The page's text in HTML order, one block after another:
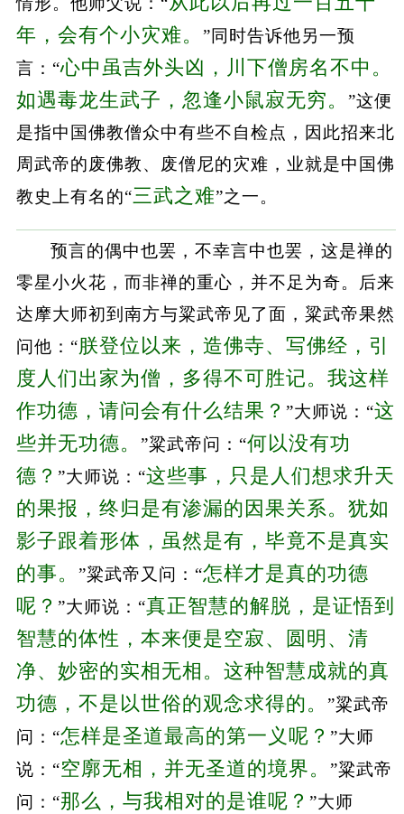
年，会有个小灾难。 ”同时告诉他另一预
言：“心中虽吉外头凶，川下僧房名不中。
如遇毒龙生武子，忽逢小鼠寂无穷。 ”这便
是指中国佛教僧众中有些不自检点，因此招来北
周武帝的废佛教、废僧尼的灾难，业就是中国佛
教史上有名的“三武之难”之一。
预言的偶中也罢，不幸言中也罢，这是禅的
零星小火花，而非禅的重心，并不足为奇。后来
达摩大师初到南方与粱武帝见了面，粱武帝果然
问他：“朕登位以来，造佛寺、写佛经，引
度人们出家为僧，多得不可胜记。我这样
作功德，请问会有什么结果？ ”大师说：“这
些并无功德。 ”粱武帝问：“何以没有功
德？ ”大师说：“这些事，只是人们想求升天
的果报，终归是有渗漏的因果关系。犹如
影子跟着形体，虽然是有，毕竟不是真实
的事。 ”粱武帝又问：“怎样才是真的功德
呢？ ”大师说：“真正智慧的解脱，是证悟到
智慧的体性，本来便是空寂、圆明、清
净、妙密的实相无相。这种智慧成就的真
功德，不是以世俗的观念求得的。 ”粱武帝
问：“怎样是圣道最高的第一义呢？ ”大师
说：“空廓无相，并无圣道的境界。 ”粱武帝
问：“那么，与我相对的是谁呢？ ”大师